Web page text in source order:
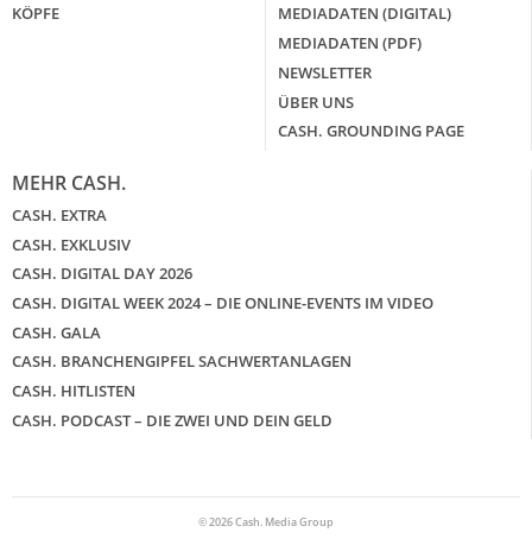
WEITERE ARTIKEL
zurückweiter
KÖPFE
MEDIADATEN (DIGITAL)
MEDIADATEN (PDF)
NEWSLETTER
ÜBER UNS
CASH. GROUNDING PAGE
MEHR CASH.
CASH. EXTRA
CASH. EXKLUSIV
CASH. DIGITAL DAY 2026
CASH. DIGITAL WEEK 2024 – DIE ONLINE-EVENTS IM VIDEO
CASH. GALA
CASH. BRANCHENGIPFEL SACHWERTANLAGEN
CASH. HITLISTEN
CASH. PODCAST – DIE ZWEI UND DEIN GELD
© 2026 Cash. Media Group